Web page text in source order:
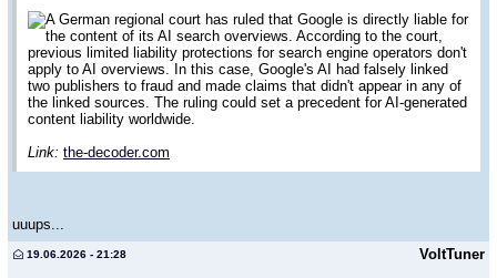
A German regional court has ruled that Google is directly liable for
the content of its AI search overviews. According to the court,
previous limited liability protections for search engine operators don't
apply to AI overviews. In this case, Google's AI had falsely linked
two publishers to fraud and made claims that didn't appear in any of
the linked sources. The ruling could set a precedent for AI-generated
content liability worldwide.
Link: the-decoder.com
uuups...
VoltTuner
19.06.2026 - 21:28